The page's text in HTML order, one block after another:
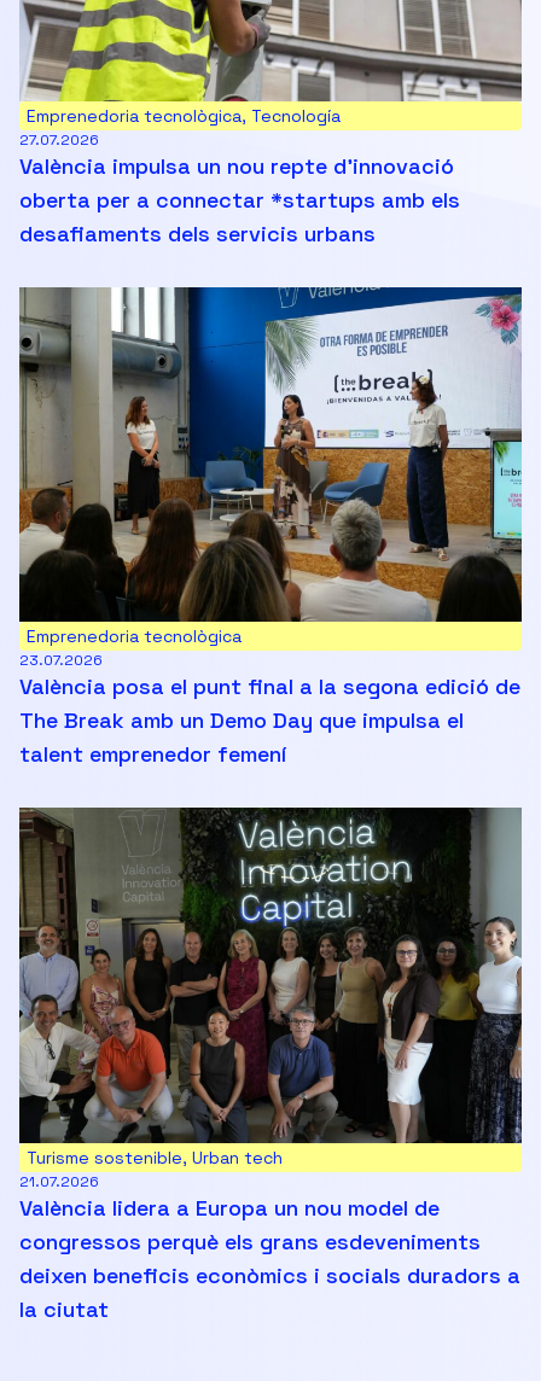
Emprenedoria tecnològica, Tecnología
27.07.2026
València impulsa un nou repte d’innovació
oberta per a connectar *startups amb els
desafiaments dels servicis urbans
Emprenedoria tecnològica
23.07.2026
València posa el punt final a la segona edició de
The Break amb un Demo Day que impulsa el
talent emprenedor femení
Turisme sostenible, Urban tech
21.07.2026
València lidera a Europa un nou model de
congressos perquè els grans esdeveniments
deixen beneficis econòmics i socials duradors a
la ciutat